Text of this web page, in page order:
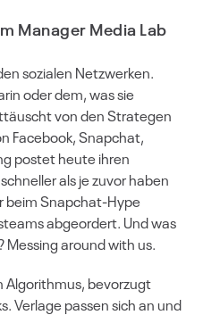
Manager Media Lab
sozialen Netzwerken.
oder dem, was sie
von den Strategen
Facebook, Snapchat,
postet heute ihren
als je zuvor haben
beim Snapchat-Hype
abgeordert. Und was
Messing around with us.
Algorithmus, bevorzugt
Verlage passen sich an und